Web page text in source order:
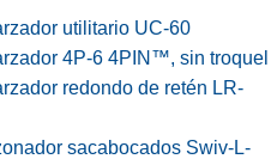
utilitario UC-60
4P-6 4PIN™, sin troquel
redondo de retén LR-
sacabocados Swiv-L-